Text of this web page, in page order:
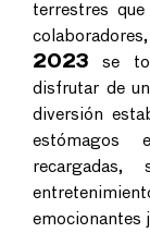
terrestres
2023 se
disfrutar de
diversión
estómagos
emocionantes